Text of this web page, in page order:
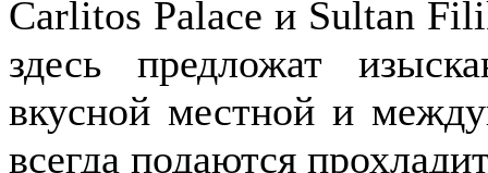
Carlitos Palace и Sultan
здесь предложат
вкусной местной и
всегда подаются